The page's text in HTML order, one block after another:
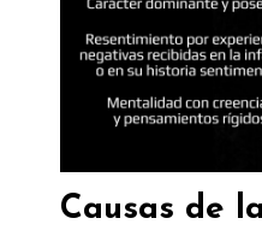
Causas de